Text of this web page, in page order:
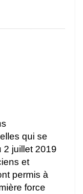
qui se
2 juillet 2019
et
permis à
force